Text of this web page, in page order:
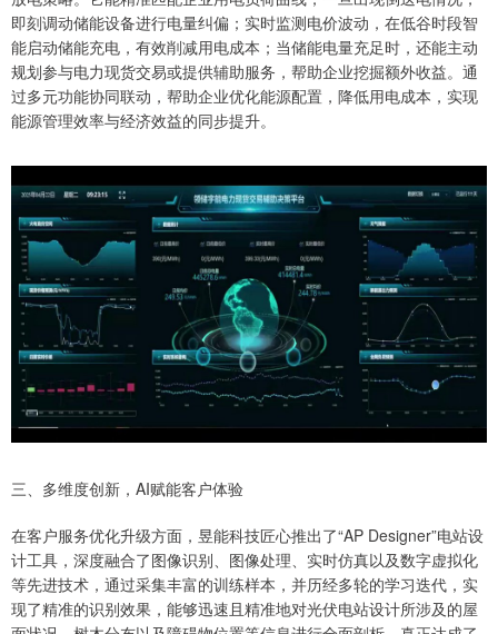
即刻调动储能设备进行电量纠偏；实时监测电价波动，在低谷时段智
能启动储能充电，有效削减用电成本；当储能电量充足时，还能主动
规划参与电力现货交易或提供辅助服务，帮助企业挖掘额外收益。通
过多元功能协同联动，帮助企业优化能源配置，降低用电成本，实现
能源管理效率与经济效益的同步提升。
三、多维度创新，AI赋能客户体验
在客户服务优化升级方面，昱能科技匠心推出了“AP Designer”电站设
计工具，深度融合了图像识别、图像处理、实时仿真以及数字虚拟化
等先进技术，通过采集丰富的训练样本，并历经多轮的学习迭代，实
现了精准的识别效果，能够迅速且精准地对光伏电站设计所涉及的屋